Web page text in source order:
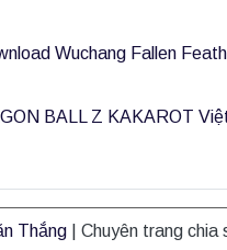
Wuchang Fallen
BALL Z KAKAROT Việt
Thắng
Chuyên trang chia